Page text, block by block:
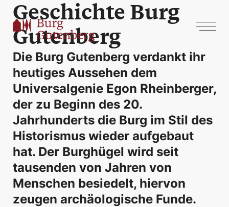
Geschichte Burg
Gutenberg
Die Burg Gutenberg verdankt ihr
heutiges Aussehen dem
Universalgenie Egon Rheinberger,
der zu Beginn des 20.
Jahrhunderts die Burg im Stil des
Historismus wieder aufgebaut
hat. Der Burghügel wird seit
tausenden von Jahren von
Menschen besiedelt, hiervon
zeugen archäologische Funde.